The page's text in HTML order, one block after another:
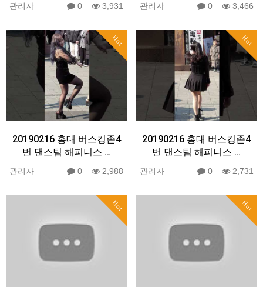
관리자 0 3,931 관리자 0 3,466
Hot
20190216 홍대 버스킹존4
번 댄스팀 해피니스 …
관리자 0 2,988
Hot
20190216 홍대 버스킹존4
번 댄스팀 해피니스 …
관리자 0 2,731
Hot Hot